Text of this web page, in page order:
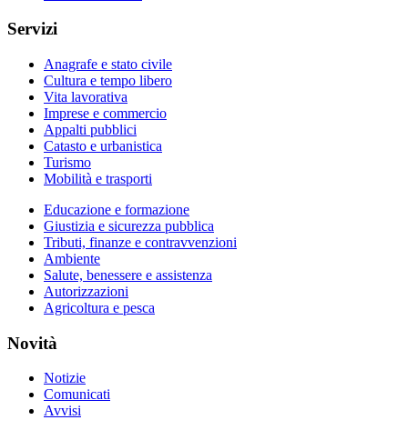
Servizi
Anagrafe e stato civile
Cultura e tempo libero
Vita lavorativa
Imprese e commercio
Appalti pubblici
Catasto e urbanistica
Turismo
Mobilità e trasporti
Educazione e formazione
Giustizia e sicurezza pubblica
Tributi, finanze e contravvenzioni
Ambiente
Salute, benessere e assistenza
Autorizzazioni
Agricoltura e pesca
Novità
Notizie
Comunicati
Avvisi